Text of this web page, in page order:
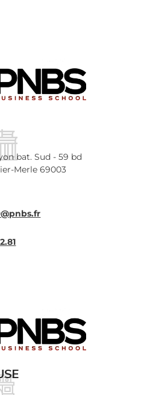
bat. Sud - 59 bd
Merle 69003